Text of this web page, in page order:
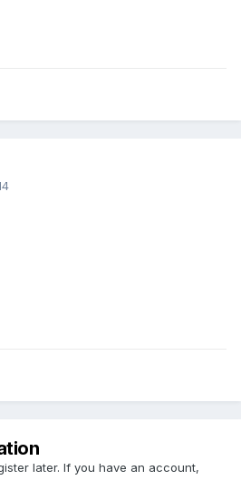
later. If you have an account,